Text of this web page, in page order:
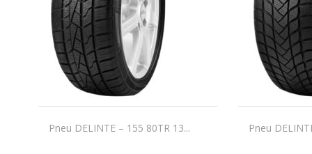
Pneu DELINTE – 155 80TR 13... Pneu